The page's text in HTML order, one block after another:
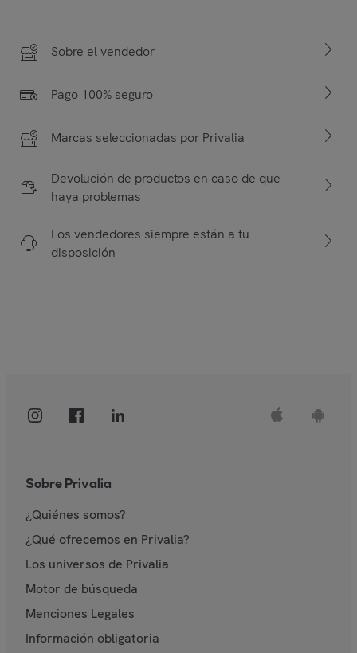
Sobre el vendedor
Pago 100% seguro
Marcas seleccionadas por Privalia
Devolución de productos en caso de que
haya problemas
Los vendedores siempre están a tu
disposición
Sobre Privalia
¿Quiénes somos?
¿Qué ofrecemos en Privalia?
Los universos de Privalia
Motor de búsqueda
Menciones Legales
Información obligatoria